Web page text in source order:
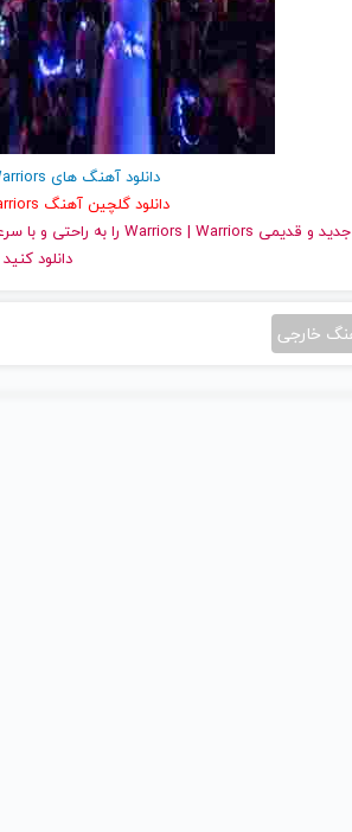
دانلود آهنگ های Warriors | Warriors
دانلود گلچین آهنگ Warriors • Warriors
دانلود کنید
خارجی